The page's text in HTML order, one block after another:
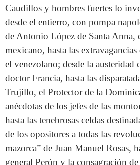
Caudillos y hombres fuertes lo
desde el entierro, con pompa
de Antonio López de Santa Anna,
mexicano, hasta las
el venezolano; desde la austeridad
doctor Francia, hasta las
Trujillo, el Protector de la
anécdotas de los jefes de las
hasta las tenebrosas celdas
de los opositores a todas las
mazorca” de Juan Manuel Rosas,
general Perón y la consagración